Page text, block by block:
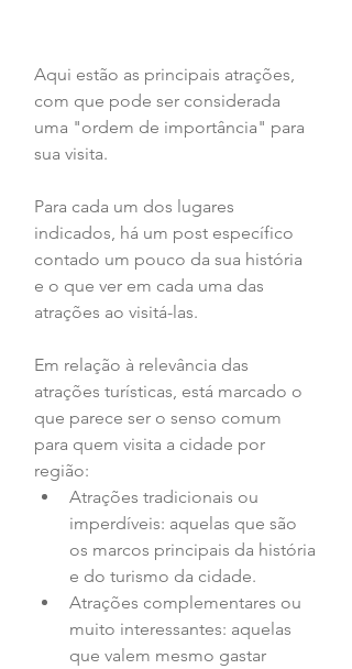
Aqui estão as principais atrações,
com que pode ser considerada
uma "ordem de importância" para
sua visita.
Para cada um dos lugares
indicados, há um post específico
contado um pouco da sua história
e o que ver em cada uma das
atrações ao visitá-las.
Em relação à relevância das
atrações turísticas, está marcado o
que parece ser o senso comum
para quem visita a cidade por
região:
Atrações tradicionais ou
imperdíveis: aquelas que são
os marcos principais da história
e do turismo da cidade.
Atrações complementares ou
muito interessantes: aquelas
que valem mesmo gastar